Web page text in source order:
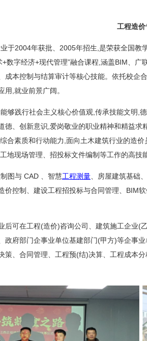
工程造价
于2004年获批、2005年招生,是荣获全国
+数字经济+现代管理”融合课程,涵盖BIM、
成本控制与结算审计等核心技能。依托校企
用,就业前景广阔。
够践行社会主义核心价值观,传承技能文明,
德、创新意识,爱岗敬业的职业精神和精益
合素质和行动能力,面向土木建筑行业的造
地现场管理、招投标文件编制等工作的高技
图与 CAD 、智慧工程测量 、房屋建筑基础
价控制、建设工程招投标与合同管理、BIM
后可在工程(造价)咨询公司、建筑施工企业(
政府部门企事业单位基建部门(甲方)等企事
策、合同管理、工程预(结)决算、工程成本